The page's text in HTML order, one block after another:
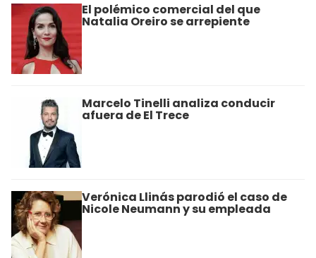
El polémico comercial del que
Natalia Oreiro se arrepiente
Marcelo Tinelli analiza conducir
afuera de El Trece
Verónica Llinás parodió el caso de
Nicole Neumann y su empleada